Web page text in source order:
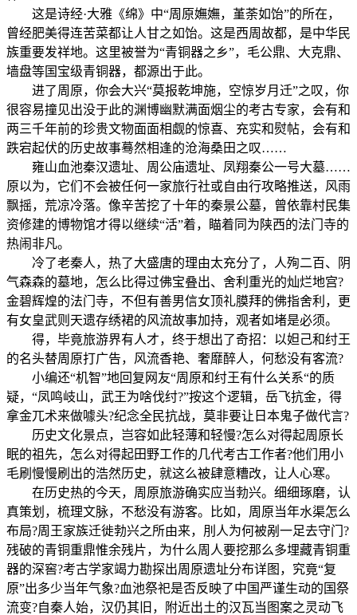
这是诗经·大雅《绵》中“周原嫵嫵，堇荼如饴”的所在，
曾经肥美得连苦菜都让人甘之如饴。这是西周故都，是中华民
族重要发祥地。这里被誉为“青铜器之乡”，毛公鼎、大克鼎、
墙盘等国宝级青铜器，都源出于此。
进了周原，你会大兴“莫报乾坤施，空惊岁月迁”之叹，你
很容易撞见出没于此的渊博幽默满面烟尘的考古专家，会有和
两三千年前的珍贵文物面面相觑的惊喜、充实和熨帖，会有和
跌宕起伏的历史故事蓦然相逢的沧海桑田之叹……
雍山血池秦汉遗址、周公庙遗址、凤翔秦公一号大墓……
原以为，它们不会被任何一家旅行社或自由行攻略推送，风雨
飘摇，荒凉冷落。像辛苦挖了十年的秦景公墓，曾依靠村民集
资修建的博物馆才得以继续“活”着，瞄着同为陕西的法门寺的
热闹非凡。
冷了老秦人，热了大盛唐的理由太充分了，人殉二百、阴
气森森的墓地，怎么比得过佛宝叠出、舍利重光的灿烂地宫?
金碧辉煌的法门寺，不但有善男信女顶礼膜拜的佛指舍利，更
有女皇武则天遗存绣裙的风流故事加持，观者如堵是必须。
得，毕竟旅游界有人才，终于想出了奇招：以妲己和纣王
的名头替周原打广告，风流香艳、奢靡醉人，何愁没有客流?
小编还“机智”地回复网友“周原和纣王有什么关系“的质
疑，“凤鸣岐山，武王为啥伐纣?”按这个逻辑，岳飞抗金，得
拿金兀术来做噱头?纪念全民抗战，莫非要让日本鬼子做代言?
历史文化景点，岂容如此轻薄和轻慢?怎么对得起周原长
眠的祖先，怎么对得起田野工作的几代考古工作者?他们用小
毛刷慢慢刷出的浩然历史，就这么被肆意糟改，让人心寒。
在历史热的今天，周原旅游确实应当勃兴。细细琢磨，认
真策划，梳理文脉，不愁没有游客。比如，周原当年水渠怎么
布局?周王家族迁徙勃兴之所由来，刖人为何被剐一足去守门?
残破的青铜重鼎惟余残片，为什么周人要挖那么多埋藏青铜重
器的深窖?考古学家竭力勘探出周原遗址分布详图，究竟“复
原”出多少当年气象?血池祭祀是否反映了中国严谨生动的国祭
流变?自秦人始，汉仍其旧，附近出土的汉瓦当图案之灵动飞